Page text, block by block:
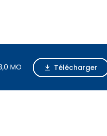
MO Télécharger